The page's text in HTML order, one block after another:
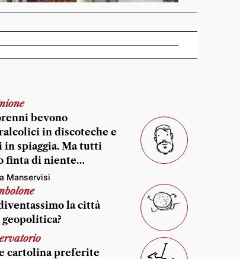
bevono
in discoteche e
in spiaggia. Ma tutti
finta di niente…
Manservisi
la città
cartolina preferite